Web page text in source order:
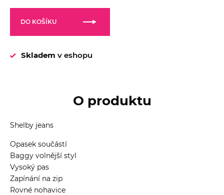
DO KOŠÍKU
Skladem v eshopu
O produktu
Shelby jeans
Opasek součástí
Baggy volnější styl
Vysoký pas
Zapínání na zip
Rovné nohavice